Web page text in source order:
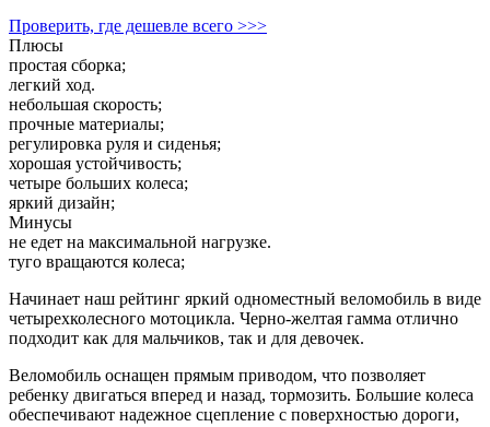
Проверить, где дешевле всего >>>
Плюсы
простая сборка;
легкий ход.
небольшая скорость;
прочные материалы;
регулировка руля и сиденья;
хорошая устойчивость;
четыре больших колеса;
яркий дизайн;
Минусы
не едет на максимальной нагрузке.
туго вращаются колеса;
Начинает наш рейтинг яркий одноместный веломобиль в виде
четырехколесного мотоцикла. Черно-желтая гамма отлично
подходит как для мальчиков, так и для девочек.
Веломобиль оснащен прямым приводом, что позволяет
ребенку двигаться вперед и назад, тормозить. Большие колеса
обеспечивают надежное сцепление с поверхностью дороги,